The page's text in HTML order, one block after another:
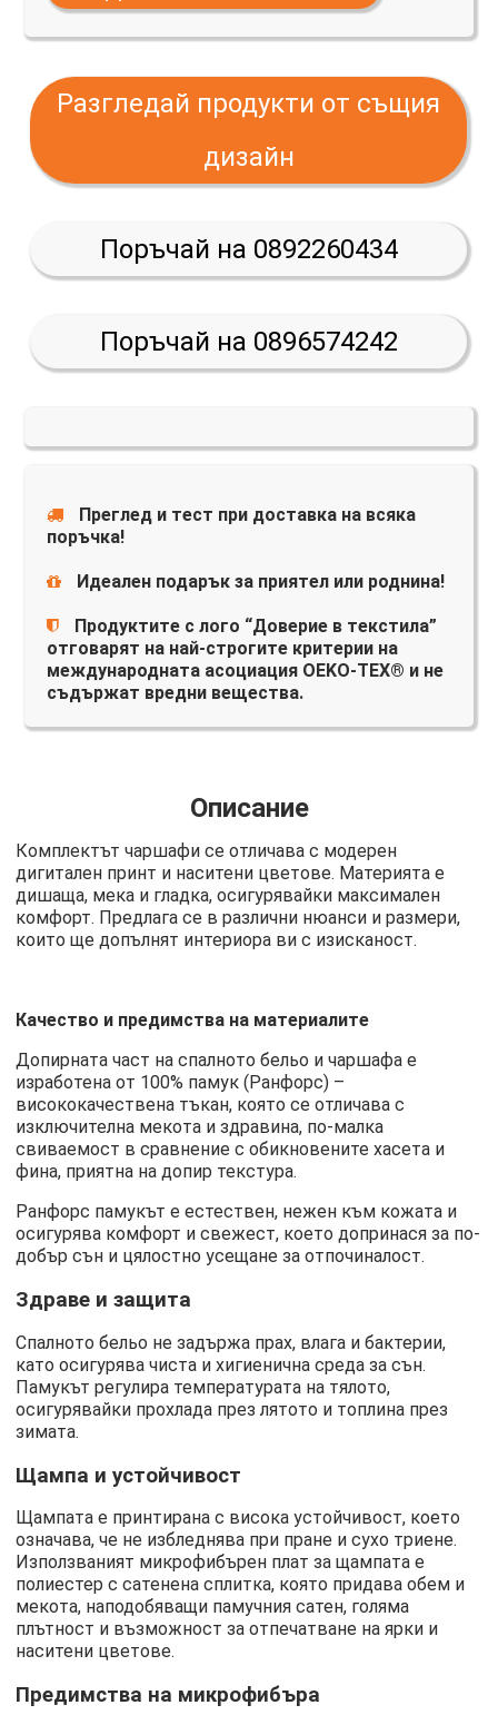
Разгледай продукти от същия
дизайн
Поръчай на 0892260434
Поръчай на 0896574242
Преглед и тест при доставка на всяка
поръчка!
Идеален подарък за приятел или роднина!
Продуктите с лого “Доверие в текстила”
отговарят на най-строгите критерии на
международната асоциация OEKO-TEX® и не
съдържат вредни вещества.
Описание
Комплектът чаршафи се отличава с модерен
дигитален принт и наситени цветове. Материята е
дишаща, мека и гладка, осигурявайки максимален
комфорт. Предлага се в различни нюанси и размери,
които ще допълнят интериора ви с изисканост.
Качество и предимства на материалите
Допирната част на спалното бельо и чаршафа е
изработена от 100% памук (Ранфорс) –
висококачествена тъкан, която се отличава с
изключителна мекота и здравина, по-малка
свиваемост в сравнение с обикновените хасета и
фина, приятна на допир текстура.
Ранфорс памукът е естествен, нежен към кожата и
осигурява комфорт и свежест, което допринася за по-
добър сън и цялостно усещане за отпочиналост.
Здраве и защита
Спалното бельо не задържа прах, влага и бактерии,
като осигурява чиста и хигиенична среда за сън.
Памукът регулира температурата на тялото,
осигурявайки прохлада през лятото и топлина през
зимата.
Щампа и устойчивост
Щампата е принтирана с висока устойчивост, което
означава, че не избледнява при пране и сухо триене.
Използваният микрофибърен плат за щампата е
полиестер с сатенена сплитка, която придава обем и
мекота, наподобяващи памучния сатен, голяма
плътност и възможност за отпечатване на ярки и
наситени цветове.
Предимства на микрофибъра